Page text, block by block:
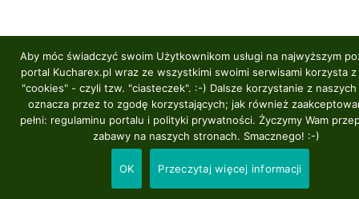
Aby móc świadczyć swoim Użytkownikom usługi na najwyższym
portal Kucharex.pl wraz ze wszystkimi swoimi serwisami korzysta
"cookies" - czyli tzw. "ciasteczek". :-) Dalsze korzystanie z
oznacza przez to zgodę korzystających; jak również
pełni: regulaminu portalu i polityki prywatności. Życzymy Wam
zabawy na naszych stronach. Smacznego! :-)
OK Przeczytaj więcej informacji